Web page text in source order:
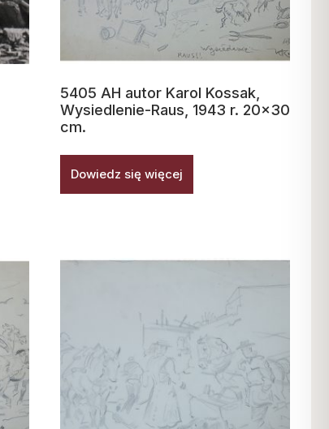
5405 AH autor Karol Kossak,
Wysiedlenie-Raus, 1943 r. 20×30
cm.
Dowiedz się więcej